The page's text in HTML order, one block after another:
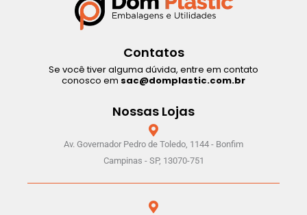
Contatos
Se você tiver alguma dúvida, entre em contato
conosco em sac@domplastic.com.br
Nossas Lojas
Av. Governador Pedro de Toledo, 1144 - Bonfim
Campinas - SP, 13070-751